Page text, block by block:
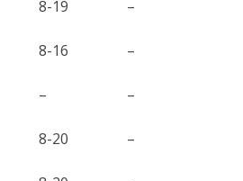
8-19 –
8-16 –
– –
8-20 –